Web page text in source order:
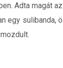
Adta magát az
egy sulibanda, ö